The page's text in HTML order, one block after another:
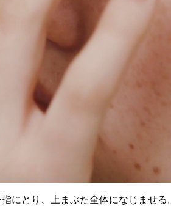
にとり、上まぶた全体になじませる。